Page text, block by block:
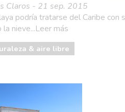
Claros - 21 sep. 2015
podría tratarse del Caribe con
nieve...Leer más
& aire libre